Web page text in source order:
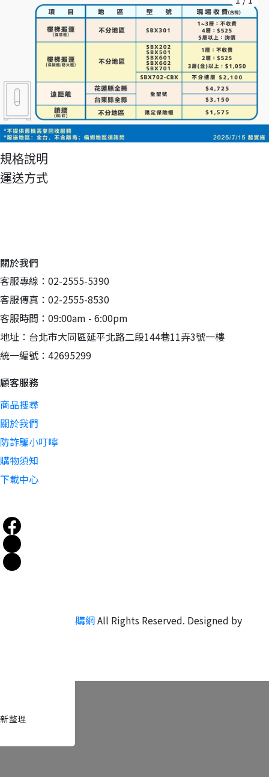
規格說明
運送方式
關於我們
客服專線：02-2555-5390
客服傳真：02-2555-8530
客服時間：09:00am - 6:00pm
地址：台北市大同區延平北路二段144巷11弄3號一樓
統一編號：42695299
顧客服務
商品搜尋
關於我們
防詐騙小叮嚀
購物須知
下載中心
必購網All Rights Reserved. Designed by
整理